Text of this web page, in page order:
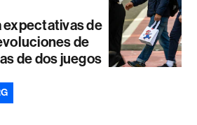
expectativas de
de
de dos juegos